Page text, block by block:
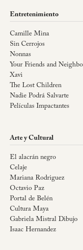
Entretenimiento
Camille Mina
Sin Cerrojos
Nonnas
Your Friends and
Xavi
The Lost Children
Nadie Podrá Salvarte
Películas Impactantes
Arte y Cultural
El alacrán negro
Celaje
Mariana Rodriguez
Octavio Paz
Portal de Belén
Cultura Maya
Gabriela Mistral Dibujo
Isaac Hernandez